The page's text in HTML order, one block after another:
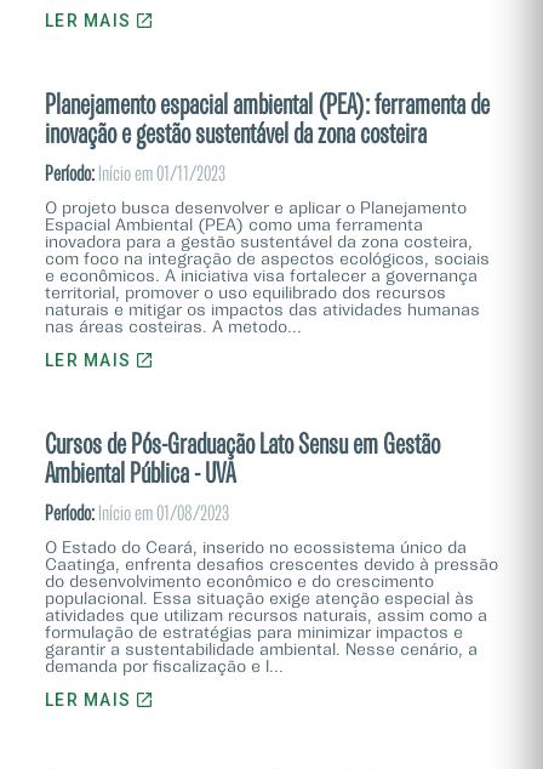
LER MAIS
Planejamento espacial ambiental (PEA): ferramenta de
inovação e gestão sustentável da zona costeira
Período: Início em 01/11/2023
O projeto busca desenvolver e aplicar o Planejamento
Espacial Ambiental (PEA) como uma ferramenta
inovadora para a gestão sustentável da zona costeira,
com foco na integração de aspectos ecológicos, sociais
e econômicos. A iniciativa visa fortalecer a governança
territorial, promover o uso equilibrado dos recursos
naturais e mitigar os impactos das atividades humanas
nas áreas costeiras. A metodo...
LER MAIS
Cursos de Pós-Graduação Lato Sensu em Gestão
Ambiental Pública - UVA
Período: Início em 01/08/2023
O Estado do Ceará, inserido no ecossistema único da
Caatinga, enfrenta desafios crescentes devido à pressão
do desenvolvimento econômico e do crescimento
populacional. Essa situação exige atenção especial às
atividades que utilizam recursos naturais, assim como a
formulação de estratégias para minimizar impactos e
garantir a sustentabilidade ambiental. Nesse cenário, a
demanda por fiscalização e l...
LER MAIS